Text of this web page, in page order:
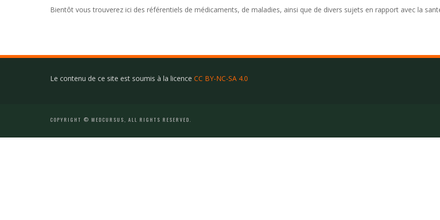
Bientôt vous trouverez ici des référentiels de médicaments, de maladies, ainsi que de divers sujets en rapport avec la
Le contenu de ce site est soumis à la licence CC BY-NC-SA 4.0
COPYRIGHT © MEDCURSUS, ALL RIGHTS RESERVED.